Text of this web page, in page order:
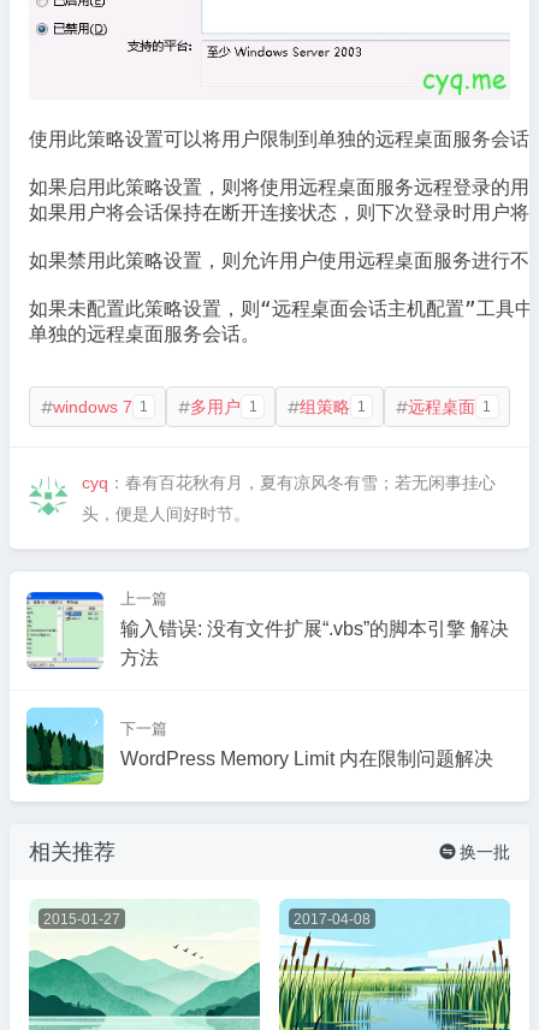
使用此策略设置可以将用户限制到单独的远程桌面服务会话
如果启用此策略设置，则将使用远程桌面服务远程登录的
如果用户将会话保持在断开连接状态，则下次登录时用户将
如果禁用此策略设置，则允许用户使用远程桌面服务进行不
如果未配置此策略设置，则“远程桌面会话主机配置”工具
单独的远程桌面服务会话。
windows 7 1 多用户 1 组策略 1 远程桌面 1
cyq ：春有百花秋有月，夏有凉风冬有雪；若无闲事挂心
头，便是人间好时节。
上一篇
输入错误: 没有文件扩展“.vbs”的脚本引擎 解决
方法
下一篇
WordPress Memory Limit 内在限制问题解决
相关推荐  换一批
2015-01-27 2017-04-08